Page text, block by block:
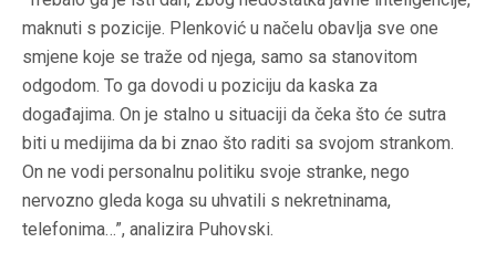
maknuti s pozicije. Plenković u načelu obavlja sve one
smjene koje se traže od njega, samo sa stanovitom
odgodom. To ga dovodi u poziciju da kaska za
događajima. On je stalno u situaciji da čeka što će sutra
biti u medijima da bi znao što raditi sa svojom strankom.
On ne vodi personalnu politiku svoje stranke, nego
nervozno gleda koga su uhvatili s nekretninama,
telefonima…”, analizira Puhovski.